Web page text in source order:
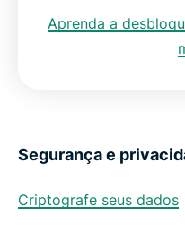
Aprenda a
Segurança e
Criptografe seus dados